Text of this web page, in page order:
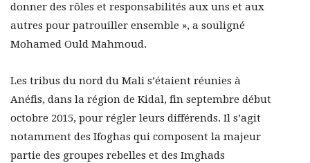
donner des rôles et responsabilités aux uns et aux
autres pour patrouiller ensemble », a souligné
Mohamed Ould Mahmoud.
Les tribus du nord du Mali s’étaient réunies à
Anéfis, dans la région de Kidal, fin septembre début
octobre 2015, pour régler leurs différends. Il s’agit
notamment des Ifoghas qui composent la majeur
partie des groupes rebelles et des Imghads